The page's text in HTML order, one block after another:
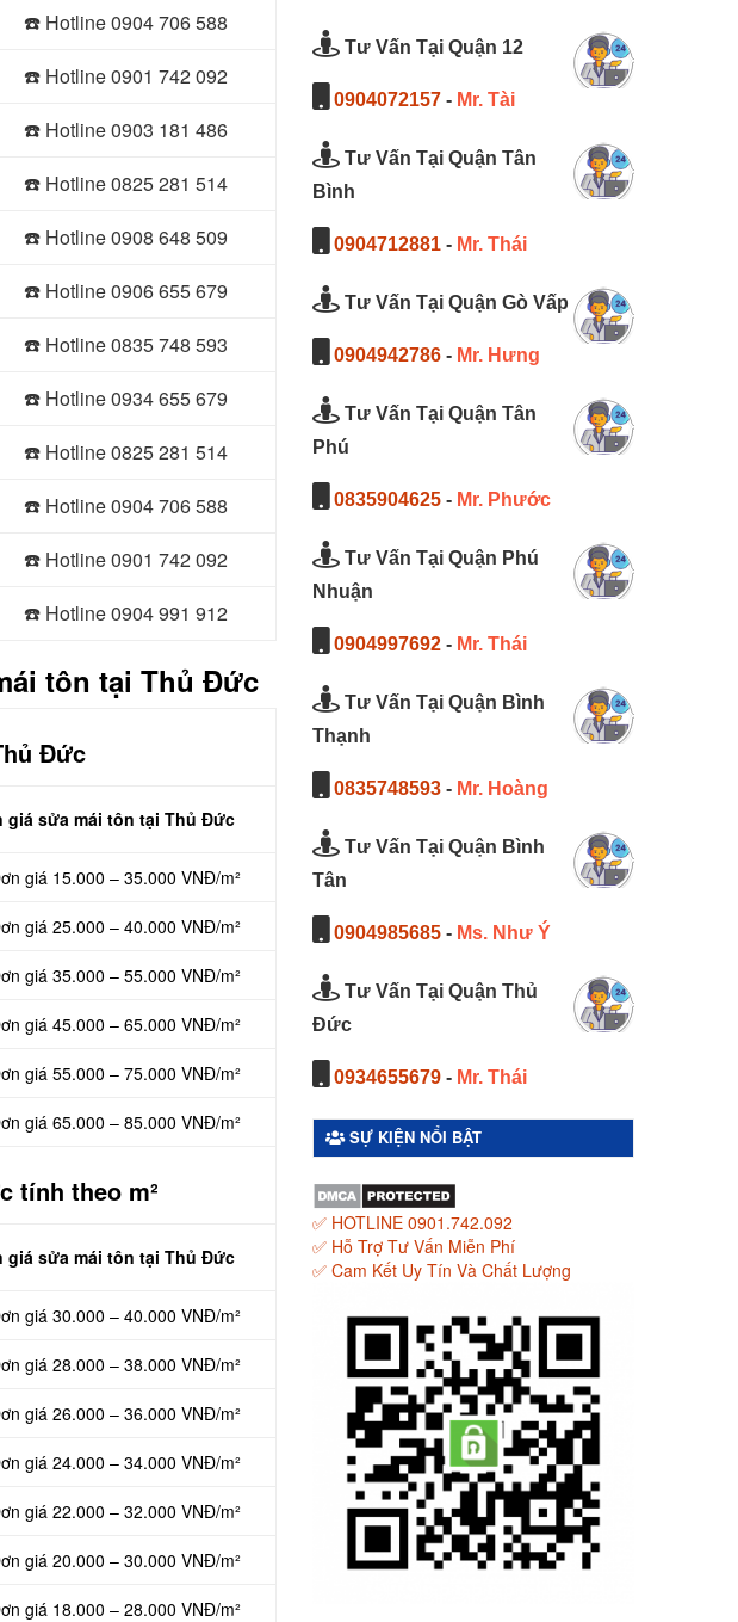
☎️ Hotline 0904 706 588
☎️ Hotline 0901 742 092
☎️ Hotline 0903 181 486
☎️ Hotline 0825 281 514
☎️ Hotline 0908 648 509
☎️ Hotline 0906 655 679
☎️ Hotline 0835 748 593
☎️ Hotline 0934 655 679
☎️ Hotline 0825 281 514
☎️ Hotline 0904 706 588
☎️ Hotline 0901 742 092
☎️ Hotline 0904 991 912
tôn tại Thủ Đức
Đức
giá sửa mái tôn tại Thủ Đức
giá 15.000 – 35.000 VNĐ/m²
giá 25.000 – 40.000 VNĐ/m²
giá 35.000 – 55.000 VNĐ/m²
giá 45.000 – 65.000 VNĐ/m²
giá 55.000 – 75.000 VNĐ/m²
giá 65.000 – 85.000 VNĐ/m²
tính theo m²
giá sửa mái tôn tại Thủ Đức
giá 30.000 – 40.000 VNĐ/m²
giá 28.000 – 38.000 VNĐ/m²
giá 26.000 – 36.000 VNĐ/m²
giá 24.000 – 34.000 VNĐ/m²
giá 22.000 – 32.000 VNĐ/m²
giá 20.000 – 30.000 VNĐ/m²
giá 18.000 – 28.000 VNĐ/m²
Tư Vấn Tại Quận 12
0904072157 - Mr. Tài
Tư Vấn Tại Quận Tân
Bình
0904712881 - Mr. Thái
Tư Vấn Tại Quận Gò Vấp
0904942786 - Mr. Hưng
Tư Vấn Tại Quận Tân
Phú
0835904625 - Mr. Phước
Tư Vấn Tại Quận Phú
Nhuận
0904997692 - Mr. Thái
Tư Vấn Tại Quận Bình
Thạnh
0835748593 - Mr. Hoàng
Tư Vấn Tại Quận Bình
Tân
0904985685 - Ms. Như Ý
Tư Vấn Tại Quận Thủ
Đức
0934655679 - Mr. Thái
SỰ KIỆN NỔI BẬT
✅ HOTLINE 0901.742.092
✅ Hỗ Trợ Tư Vấn Miễn Phí
✅ Cam Kết Uy Tín Và Chất Lượng